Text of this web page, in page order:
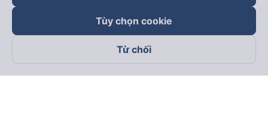
Theo dõi chúng tôi trên
Tùy chọn cookie
Từ chối